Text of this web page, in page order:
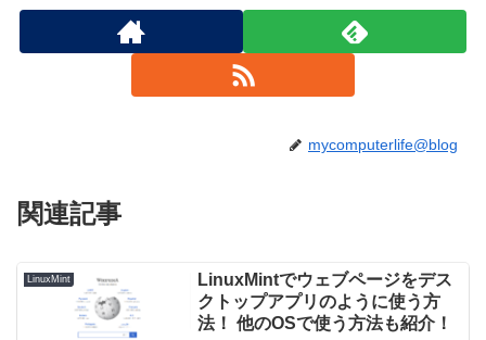
mycomputerlife@blog
関連記事
LinuxMint
LinuxMintでウェブページをデス
クトップアプリのように使う方
法！ 他のOSで使う方法も紹介！